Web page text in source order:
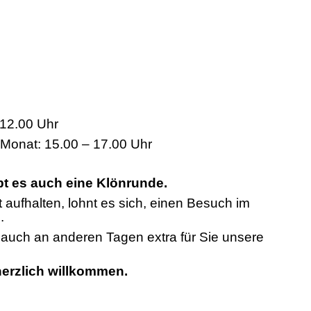
Uhr
15.00 – 17.00 Uhr
es auch eine Klönrunde.
lohnt es sich, einen Besuch im
an anderen Tagen extra für Sie unsere
willkommen.